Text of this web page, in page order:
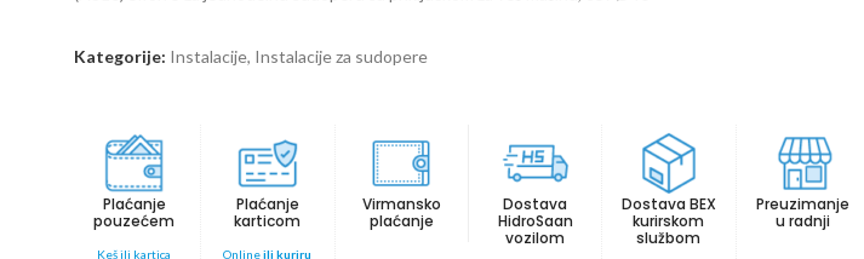
Kategorije: Instalacije, Instalacije za sudopere
Plaćanje
pouzećem
Keš ili kartica
Plaćanje
karticom
Onlineili kuriru
Virmansko
plaćanje
Dostava
HidroSaan
vozilom
Dostava BEX
kurirskom
službom
Preuzimanje
u radnji